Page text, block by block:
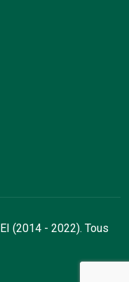
(2014 - 2022). Tous